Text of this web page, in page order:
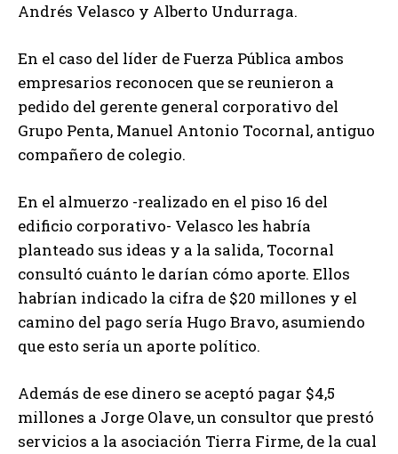
Andrés Velasco y Alberto Undurraga.
En el caso del líder de Fuerza Pública ambos
empresarios reconocen que se reunieron a
pedido del gerente general corporativo del
Grupo Penta, Manuel Antonio Tocornal, antiguo
compañero de colegio.
En el almuerzo -realizado en el piso 16 del
edificio corporativo- Velasco les habría
planteado sus ideas y a la salida, Tocornal
consultó cuánto le darían cómo aporte. Ellos
habrían indicado la cifra de $20 millones y el
camino del pago sería Hugo Bravo, asumiendo
que esto sería un aporte político.
Además de ese dinero se aceptó pagar $4,5
millones a Jorge Olave, un consultor que prestó
servicios a la asociación Tierra Firme, de la cual